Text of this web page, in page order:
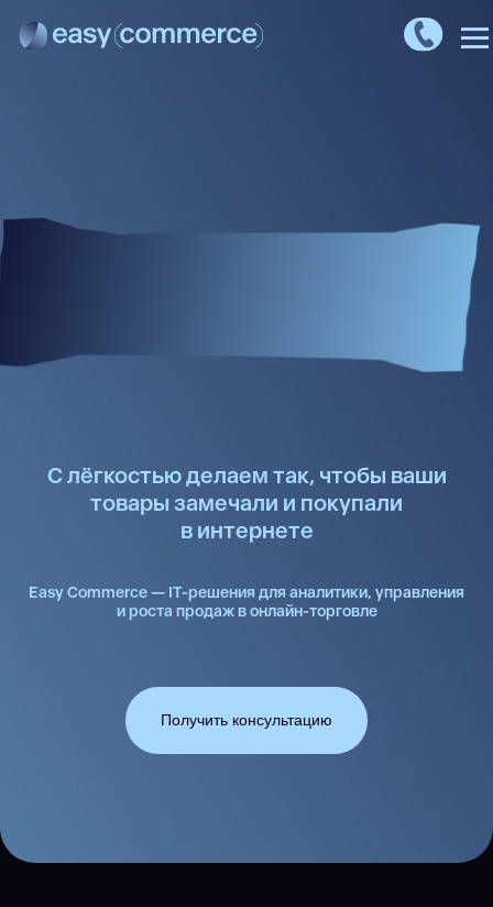
С лёгкостью делаем так, чтобы ваши
товары замечали и покупали
в интернете
Easy Commerce — IT-решения для аналитики, управления
и роста продаж в онлайн-торговле
Получить консультацию